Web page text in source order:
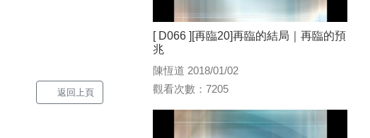
返回上頁
[ D066 ][再臨20]再臨的結局｜再臨的預
兆
陳恆道 2018/01/02
觀看次數：7205